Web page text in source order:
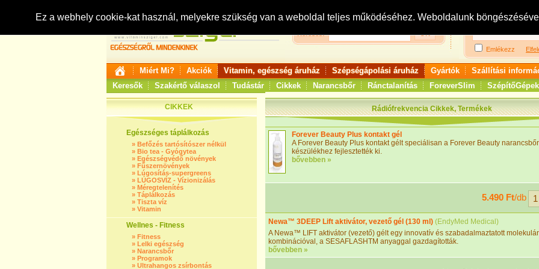
Ez a webhely cookie-kat használ, melyekre szükség van a weboldal teljes működéséhez. Weboldalunk
Keresés:
Bejelentkezés:
Emlékezz
Miért Mi? Akciók Vitamin, egészség áruház Szépségápolási áruház Gyártók Szállítási
Keresők
Szakértő válaszol Tudástár Cikkek Narancsbőr Ránctalanítás ForeverSlim SzépítőGépek
CIKKEK
Egészséges táplálkozás
» Befőzés tartósítószer nélkül
» Bio tea - Gyógytea
» Egészségvédő növények
» Fűszernövények
» Lúgosítás-supergreens
» LÚGOSVÍZ - Vízionizálás
» Méregtelenítés
» Táplálkozás
» Tiszta víz
» Vitamin
Wellnes - Fitness
» Fitness
» Lelki egészség
» Narancsbőr
» Programok
» Ultrahangos zsírbontás
Rádiófrekvencia Cikkek, Termékek
Forever Beauty Plus kontakt gél
A Forever Beauty Plus kontakt gélt speciálisan a Forever Beauty
készülékhez fejlesztették ki.
bővebben »
5.490 Ft/db
Newa™ 3DEEP Lift aktivátor, vezető gél (130 ml) (EndyMed Medical )
A Newa™ LIFT aktivátor (vezető) gélt egy innovatív és szabadalmaztatott
kombinációval, a SESAFLASHTM anyaggal gazdagították.
bővebben »